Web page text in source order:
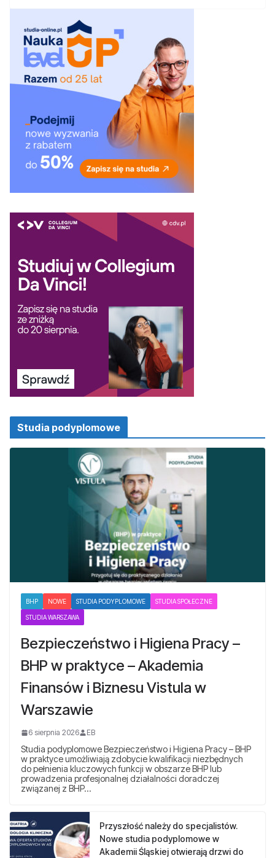
Studia podyplomowe
BHP NOWE STUDIA PODYPLOMOWE STUDIA SPOŁECZNE
STUDIA WARSZAWA
Bezpieczeństwo i Higiena Pracy –
BHP w praktyce – Akademia
Finansów i Biznesu Vistula w
Warszawie
6 sierpnia 2026 EB
Studia podyplomowe Bezpieczeństwo i Higiena Pracy – BHP
w praktyce umożliwiają zdobycie kwalifikacji niezbędnych
do pełnienia kluczowych funkcji w obszarze BHP lub
prowadzenia profesjonalnej działalności doradczej
związanej z BHP…
Przyszłość należy do specjalistów.
Nowe studia podyplomowe w
Akademii Śląskiej otwierają drzwi do